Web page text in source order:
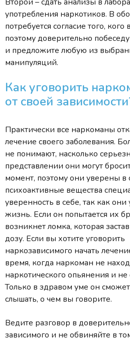
употребления наркотиков. В
потребуется согласие того,
поэтому доверительно
и предложите любую из
манипуляций.
Как уговорить
от своей
Практически все наркоманы
лечение своего заболевания.
не понимают, насколько
представлении они могут
момент, поэтому они уверены в
психоактивные вещества
уверенность в себе, так как
жизнь. Если он попытается их
возникнет ломка, которая
дозу. Если вы хотите уговорить
наркозависимого начать
время, когда наркоман не
наркотического опьянения и не
Только в здравом уме он
слышать, о чем вы говорите.
Ведите разговор в
зависимого и не обвиняйте в